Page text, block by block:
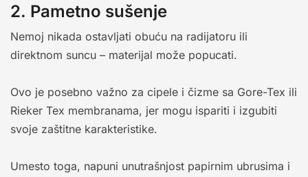
2. Pametno sušenje
Nemoj nikada ostavljati obuću na radijatoru ili
direktnom suncu – materijal može popucati.
Ovo je posebno važno za cipele i čizme sa Gore-Tex ili
Rieker Tex membranama, jer mogu ispariti i izgubiti
svoje zaštitne karakteristike.
Umesto toga, napuni unutrašnjost papirnim ubrusima i